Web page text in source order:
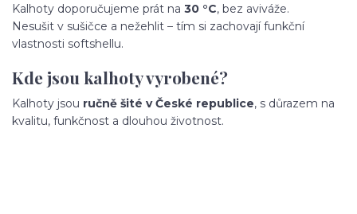
Kalhoty doporučujeme prát na 30 °C, bez aviváže.
Nesušit v sušičce a nežehlit – tím si zachovají funkční
vlastnosti softshellu.
Kde jsou kalhoty vyrobené?
Kalhoty jsou ručně šité v České republice, s důrazem na
kvalitu, funkčnost a dlouhou životnost.